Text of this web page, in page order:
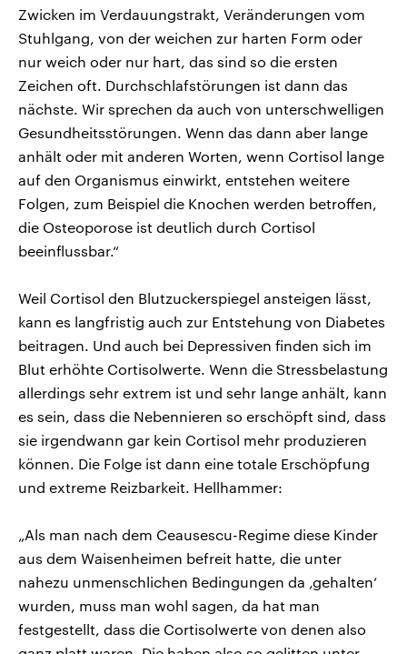
Zwicken im Verdauungstrakt, Veränderungen vom
Stuhlgang, von der weichen zur harten Form oder
nur weich oder nur hart, das sind so die ersten
Zeichen oft. Durchschlafstörungen ist dann das
nächste. Wir sprechen da auch von unterschwelligen
Gesundheitsstörungen. Wenn das dann aber lange
anhält oder mit anderen Worten, wenn Cortisol lange
auf den Organismus einwirkt, entstehen weitere
Folgen, zum Beispiel die Knochen werden betroffen,
die Osteoporose ist deutlich durch Cortisol
beeinflussbar.“
Weil Cortisol den Blutzuckerspiegel ansteigen lässt,
kann es langfristig auch zur Entstehung von Diabetes
beitragen. Und auch bei Depressiven finden sich im
Blut erhöhte Cortisolwerte. Wenn die Stressbelastung
allerdings sehr extrem ist und sehr lange anhält, kann
es sein, dass die Nebennieren so erschöpft sind, dass
sie irgendwann gar kein Cortisol mehr produzieren
können. Die Folge ist dann eine totale Erschöpfung
und extreme Reizbarkeit. Hellhammer:
„Als man nach dem Ceausescu-Regime diese Kinder
aus dem Waisenheimen befreit hatte, die unter
nahezu unmenschlichen Bedingungen da ‚gehalten‘
wurden, muss man wohl sagen, da hat man
festgestellt, dass die Cortisolwerte von denen also